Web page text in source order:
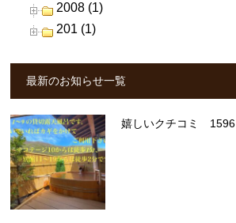
2008 (1)
201 (1)
最新のお知らせ一覧
嬉しいクチコミ 1596